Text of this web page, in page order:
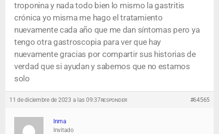
troponina y nada todo bien lo mismo la gastritis
crónica yo misma me hago el tratamiento
nuevamente cada año que me dan síntomas pero ya
tengo otra gastroscopia para ver que hay
nuevamente gracias por compartir sus historias de
verdad que si ayudan y sabemos que no estamos
solo
11 de diciembre de 2023 a las 09:37 #64565
RESPONDER
Inma
Invitado